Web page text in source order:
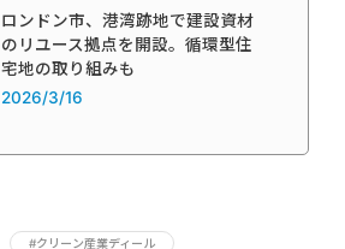
ロンドン市、港湾跡地で建設資材
のリユース拠点を開設。循環型住
宅地の取り組みも
2026/3/16
#クリーン産業ディール